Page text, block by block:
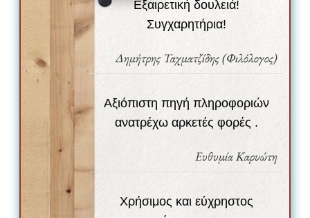
Εξαιρετική δουλειά!
Συγχαρητήρια!
Δημήτρης Ταχματζίδης (Φιλόλογος)
Αξιόπιστη πηγή πληροφοριών
ανατρέχω αρκετές φορές .
Ευθυμία Καρυώτη
Χρήσιμος και εύχρηστος